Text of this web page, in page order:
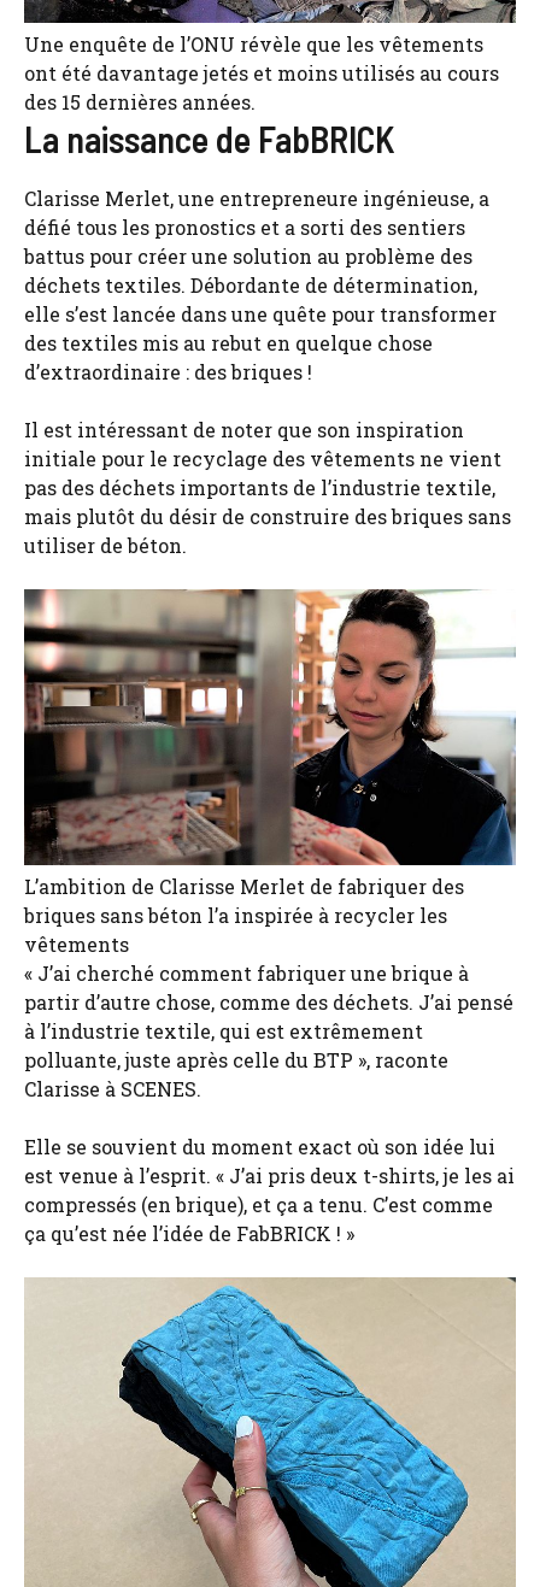
Une enquête de l’ONU révèle que les vêtements
ont été davantage jetés et moins utilisés au cours
des 15 dernières années.
La naissance de FabBRICK
Clarisse Merlet, une entrepreneure ingénieuse, a
défié tous les pronostics et a sorti des sentiers
battus pour créer une solution au problème des
déchets textiles. Débordante de détermination,
elle s’est lancée dans une quête pour transformer
des textiles mis au rebut en quelque chose
d’extraordinaire : des briques !
Il est intéressant de noter que son inspiration
initiale pour le recyclage des vêtements ne vient
pas des déchets importants de l’industrie textile,
mais plutôt du désir de construire des briques sans
utiliser de béton.
L’ambition de Clarisse Merlet de fabriquer des
briques sans béton l’a inspirée à recycler les
vêtements
« J’ai cherché comment fabriquer une brique à
partir d’autre chose, comme des déchets. J’ai pensé
à l’industrie textile, qui est extrêmement
polluante, juste après celle du BTP », raconte
Clarisse à SCENES.
Elle se souvient du moment exact où son idée lui
est venue à l’esprit. « J’ai pris deux t-shirts, je les ai
compressés (en brique), et ça a tenu. C’est comme
ça qu’est née l’idée de FabBRICK ! »